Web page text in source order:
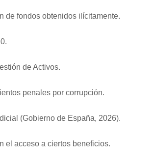
de fondos obtenidos ilícitamente.
de Activos.
penales por corrupción.
(Gobierno de España, 2026).
el acceso a ciertos beneficios.